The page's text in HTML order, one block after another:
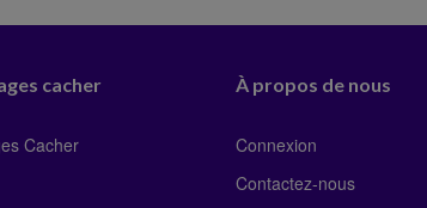
cacher
Cacher
À propos de nous
Connexion
Contactez-nous